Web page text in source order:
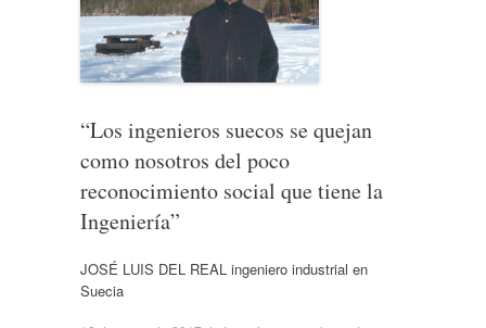
“Los ingenieros suecos se quejan
como nosotros del poco
reconocimiento social que tiene la
Ingeniería”
JOSÉ LUIS DEL REAL ingeniero industrial en
Suecia